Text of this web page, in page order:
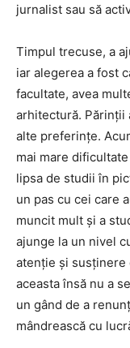
jurnalist sau să
Timpul trecuse, a
iar alegerea a fost
facultate, avea
arhitectură. Părinții
alte preferințe.
mai mare
lipsa de studii în
un pas cu cei care
muncit mult și a
ajunge la un nivel
atenție și
aceasta însă nu a
un gând de a
mândrească cu